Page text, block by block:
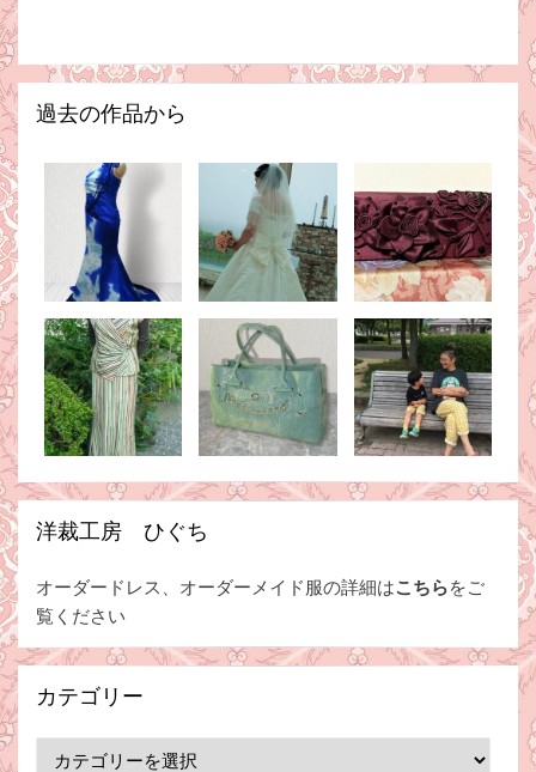
過去の作品から
洋裁工房 ひぐち
オーダードレス、オーダーメイド服の詳細はこちらをご
覧ください
カテゴリー